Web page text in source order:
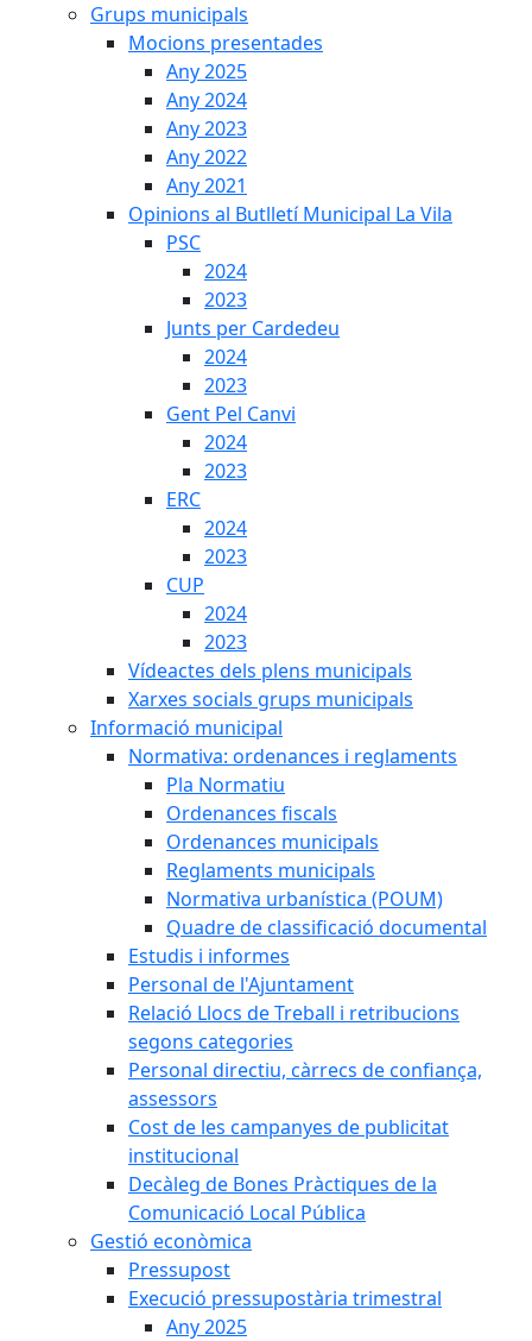
Grups municipals
Mocions presentades
Any 2025
Any 2024
Any 2023
Any 2022
Any 2021
Opinions al Butlletí Municipal La Vila
PSC
2024
2023
Junts per Cardedeu
2024
2023
Gent Pel Canvi
2024
2023
ERC
2024
2023
CUP
2024
2023
Vídeactes dels plens municipals
Xarxes socials grups municipals
Informació municipal
Normativa: ordenances i reglaments
Pla Normatiu
Ordenances fiscals
Ordenances municipals
Reglaments municipals
Normativa urbanística (POUM)
Quadre de classificació documental
Estudis i informes
Personal de l'Ajuntament
Relació Llocs de Treball i retribucions
segons categories
Personal directiu, càrrecs de confiança,
assessors
Cost de les campanyes de publicitat
institucional
Decàleg de Bones Pràctiques de la
Comunicació Local Pública
Gestió econòmica
Pressupost
Execució pressupostària trimestral
Any 2025